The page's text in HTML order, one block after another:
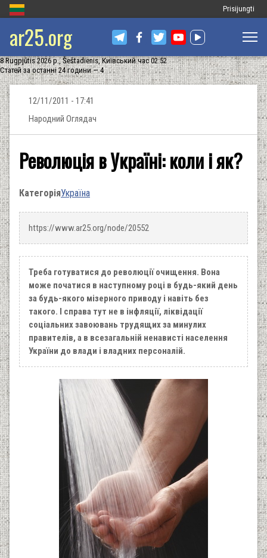
Меню
користувача
Prisijungti
ar25.org
8 Rugpjūtis 2026 р., Šeštadienis, Київський час 02:52
Статей за останні 24 години — 4
12/11/2011 - 17:41
Народний Оглядач
Революція в Україні: коли і як?
КатегоріяУкраїна
https://www.ar25.org/node/20552
Треба готуватися до революції очищення. Вона
може початися в наступному році в будь-який день
за будь-якого мізерного приводу і навіть без
такого. І справа тут не в інфляції, ліквідації
соціальних завоювань трудящих за минулих
правителів, а в всезагальній ненависті населення
України до влади і владних персоналій.